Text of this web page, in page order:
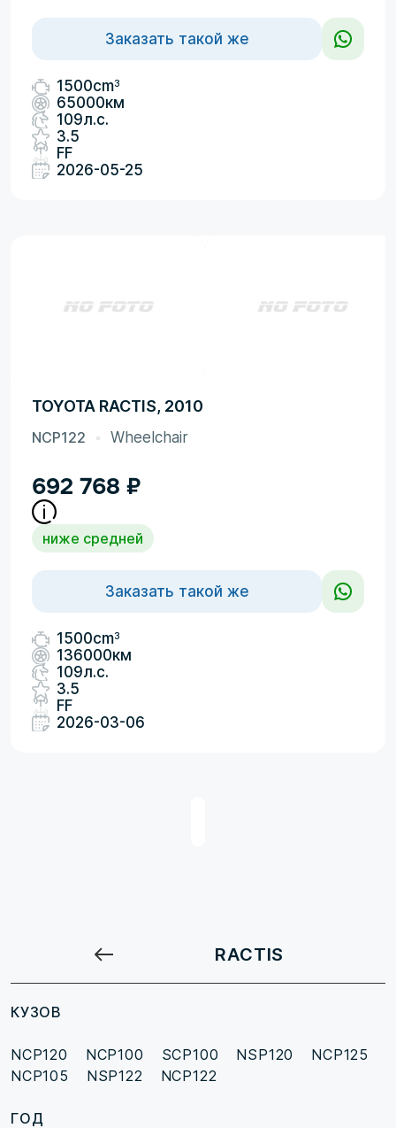
Заказать такой же
1500cm3
65000км
109л.с.
3.5
FF
2026-05-25
TOYOTA RACTIS, 2010
NCP122 Wheelchair
692 768 ₽
ниже средней
Заказать такой же
1500cm3
136000км
109л.с.
3.5
FF
2026-03-06
RACTIS
КУЗОВ
NCP120 NCP100 SCP100 NSP120
NCP125
NCP105
NSP122 NCP122
ГОД